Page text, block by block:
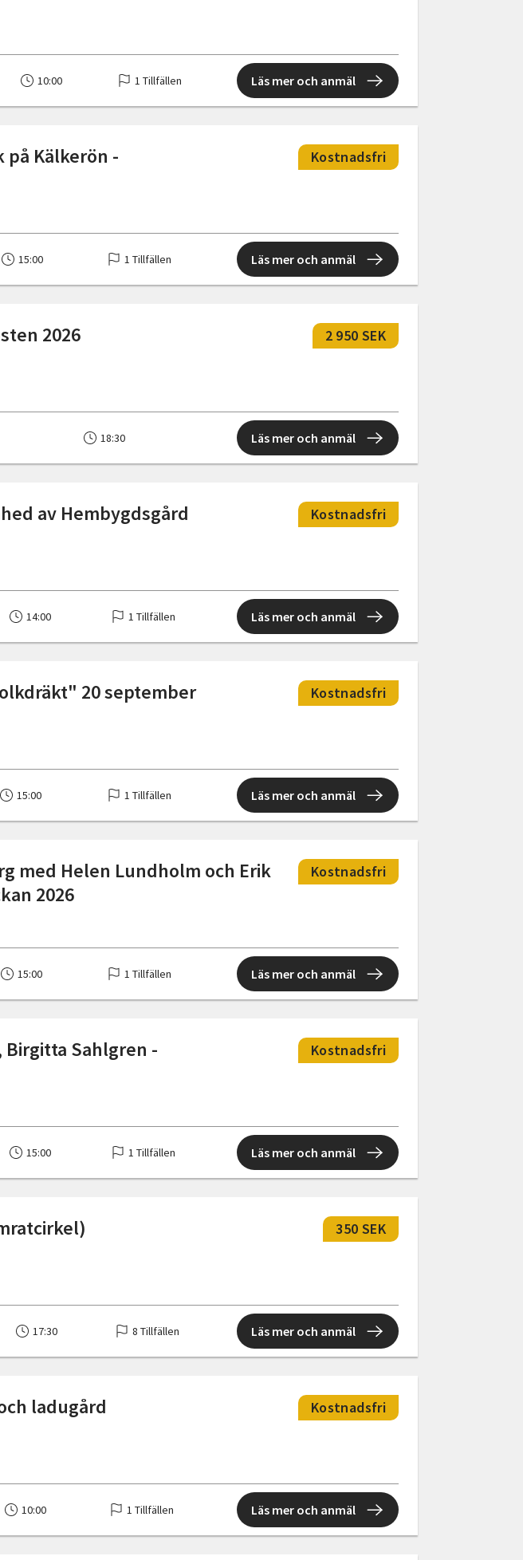
10:00 1 Tillfällen Läs mer och anmäl
Kälkerön -
Kostnadsfri
15:00 1 Tillfällen Läs mer och anmäl
2026 2 950 SEK
18:30 Läs mer och anmäl
av Hembygdsgård Kostnadsfri
14:00 1 Tillfällen Läs mer och anmäl
20 september Kostnadsfri
15:00 1 Tillfällen Läs mer och anmäl
med Helen Lundholm och Erik
2026
Kostnadsfri
15:00 1 Tillfällen Läs mer och anmäl
Sahlgren -
Kostnadsfri
15:00 1 Tillfällen Läs mer och anmäl
350 SEK
17:30 8 Tillfällen Läs mer och anmäl
ladugård Kostnadsfri
10:00 1 Tillfällen Läs mer och anmäl